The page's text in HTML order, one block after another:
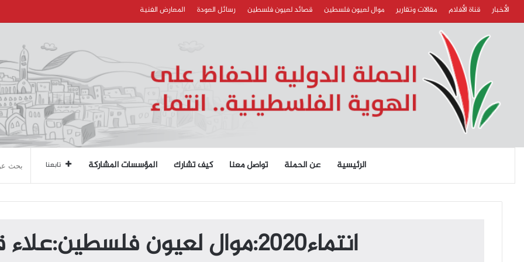
الأخبار قناة الأفلام مقالات وتقارير موال لعيون فلسطين قصائد لعيون فلسطين رسائل العودة المعارض الفنية
الرئيسية عن الحملة تواصل معنا كيف تشارك المؤسسات المشاركة تابعنا
انتماء2020:موال لعيون فلسطين:علاء قيّم:بلجيكا